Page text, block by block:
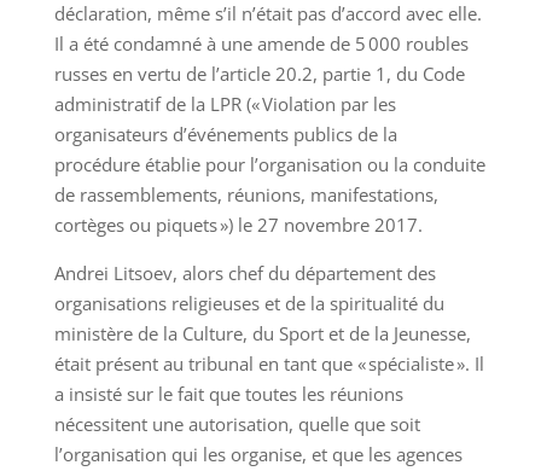
déclaration, même s’il n’était pas d’accord avec elle.
Il a été condamné à une amende de 5 000 roubles
russes en vertu de l’article 20.2, partie 1, du Code
administratif de la LPR (« Violation par les
organisateurs d’événements publics de la
procédure établie pour l’organisation ou la conduite
de rassemblements, réunions, manifestations,
cortèges ou piquets ») le 27 novembre 2017.
Andrei Litsoev, alors chef du département des
organisations religieuses et de la spiritualité du
ministère de la Culture, du Sport et de la Jeunesse,
était présent au tribunal en tant que « spécialiste ». Il
a insisté sur le fait que toutes les réunions
nécessitent une autorisation, quelle que soit
l’organisation qui les organise, et que les agences